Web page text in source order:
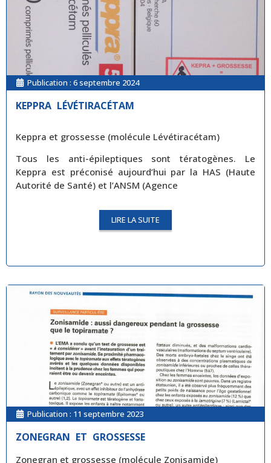
Publication : 6 septembre 2024
KEPPRA LÉVÉTIRACÉTAM
Keppra et grossesse (molécule Lévétiracétam)
Tous les anti-épileptiques sont tératogènes. Le
Keppra est préconisé aujourd’hui par la HAS (Haute
Autorité de Santé) et l’ANSM (Agence
LIRE LA SUITE
Publication : 11 septembre 2023
ZONEGRAN ET GROSSESSE
Zonegran et grossesse (molécule Zonisamide)